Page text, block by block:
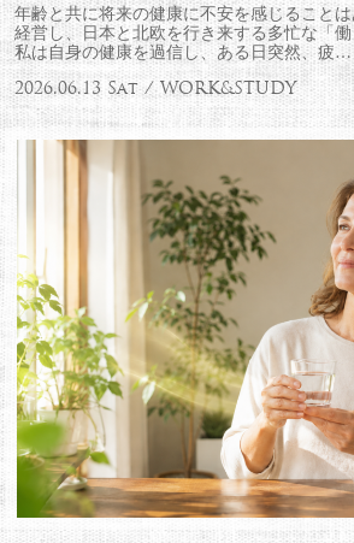
年齢と共に将来の健康に不安を感じること
経営し、日本と北欧を行き来する多忙な「
私は自身の健康を過信し、ある日突然、疲…
2026.06.13 Sat / WORK&STUDY